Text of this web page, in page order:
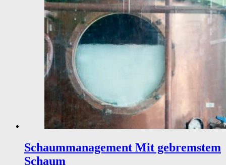
Schaummanagement Mit gebremstem
Schaum